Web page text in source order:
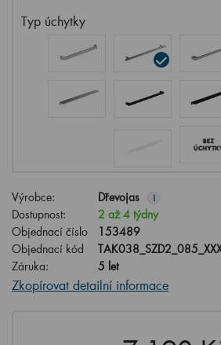
Typ úchytky
Výrobce: Dřevojas i
Dostupnost:
2 až 4 týdny
Objednací číslo
153489
Objednací kód
Záruka:
5 let
Zkopírovat detailní informace